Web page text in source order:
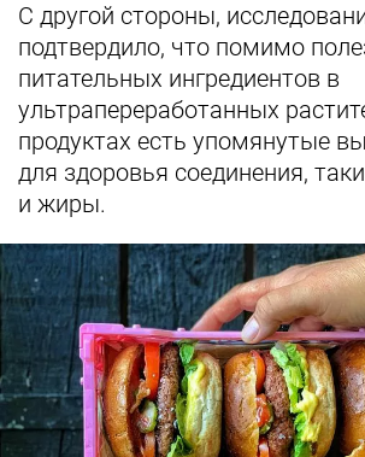
С другой стороны,
подтвердило, что помимо
питательных ингредиентов в
ультрапереработанных
продуктах есть упомянутые
для здоровья соединения,
и жиры.